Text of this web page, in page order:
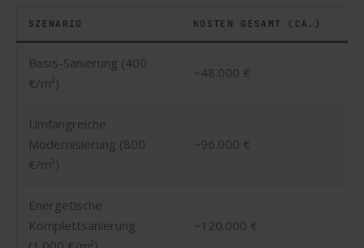
SZENARIO KOSTEN GESAMT (CA.)
Basis-Sanierung (400
€/m²)
~48.000 €
Umfangreiche
Modernisierung (800
€/m²)
~96.000 €
Energetische
Komplettsanierung
~120.000 €